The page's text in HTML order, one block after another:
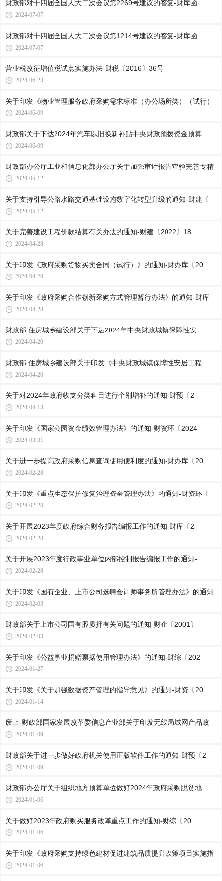
财政部对十四届全国人大二次会议第2269号建议的答复-财库函
2024-07-07
财政部对十四届全国人大二次会议第1214号建议的答复-财库函
2024-07-07
营业税改征增值税试点实施办法-财税〔2016〕36号
2024-06-23
关于印发《物业管理服务政府采购需求标准（办公场所类）（试行）
2024-06-09
财政部关于下达2024年汽车以旧换新补贴中央财政预拨资金预算
2024-06-09
财政部办公厅工业和信息化部办公厅关于加强审计报告查验完善专精
2024-05-12
关于支持引导公路水路交通基础设施数字化转型升级的通知-财建〔
2024-05-12
关于完善建设工程价款结算有关办法的通知-财建〔2022〕18
2024-04-28
关于印发《政府采购货物买卖合同（试行）》的通知-财办库〔20
2024-04-28
关于印发《政府采购合作创新采购方式管理暂行办法》的通知-财库
2024-04-28
财政部 住房城乡建设部关于下达2024年中央财政城镇保障性安
2024-04-20
财政部 住房城乡建设部关于印发《中央财政城镇保障性安居工程
2024-04-20
关于对2024年政府收支分类科目进行个别增补的通知-财预〔2
2024-04-13
关于印发《国家公园资金绩效管理办法》的通知-财资环〔2024
2024-03-31
关于进一步提高政府采购信息查询使用便利度的通知-财办库〔20
2024-02-28
关于印发《重点生态保护修复治理资金管理办法》的通知-财资环〔
2024-02-28
关于开展2023年度政府综合财务报告编报工作的通知-财库〔2
2024-02-28
关于开展2023年度行政事业单位内部控制报告编报工作的通知-
2024-02-28
关于印发《国有企业、上市公司选聘会计师事务所管理办法》的通知
2024-02-03
财政部关于上市公司国有股质押有关问题的通知-财企〔2001〕
2024-02-03
关于印发《公益事业捐赠票据使用管理办法》的通知-财综〔202
2024-01-27
关于印发《关于加强数据资产管理的指导意见》的通知-财资〔20
2024-01-14
废止-财政部国家发展改革委信息产业部关于印发无线局域网产品政
2024-01-09
财政部关于进一步做好政府机关使用正版软件工作的通知-财预〔2
2024-01-09
财政部办公厅关于组织地方预算单位做好2024年政府采购脱贫地
2024-01-06
关于做好2023年政府购买服务改革重点工作的通知-财综〔20
2024-01-06
关于印发《政府采购支持绿色建材促进建筑品质提升政策项目实施指
2024-01-06